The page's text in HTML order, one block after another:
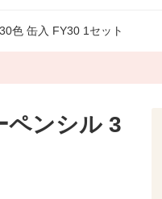
色 缶入 FY30 1セット
ペンシル 3